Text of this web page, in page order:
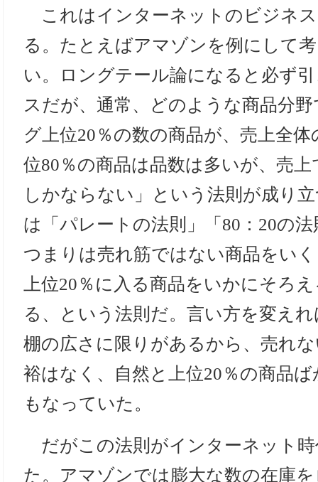
これはインターネットのビジネ
る。たとえばアマゾンを例にして
い。ロングテール論になると必ず
スだが、通常、どのような商品分
グ上位20％の数の商品が、売上全
位80％の商品は品数は多いが、売
しかならない」という法則が成り
は「パレートの法則」「80：20の
つまりは売れ筋ではない商品をい
上位20％に入る商品をいかにそろ
る、という法則だ。言い方を変え
棚の広さに限りがあるから、売れ
裕はなく、自然と上位20％の商品
もなっていた。
だがこの法則がインターネット
た。アマゾンでは膨大な数の在庫